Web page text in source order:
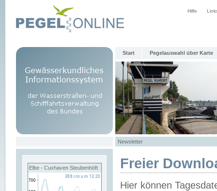
Hilfe
Start Pegelauswahl über Karte
Newsletter
Elbe - Cuxhaven Steubenhöft Freier
Hier können